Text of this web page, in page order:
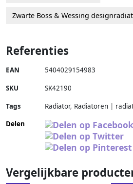
Zwarte Boss & Wessing
Referenties
EAN 5404029154983
SKU SK42190
Tags
Radiator, Radiatoren |
Delen
Vergelijkbare